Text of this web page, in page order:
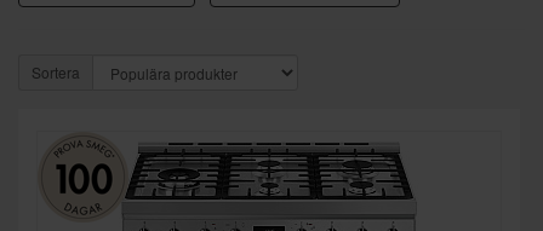
Sortera